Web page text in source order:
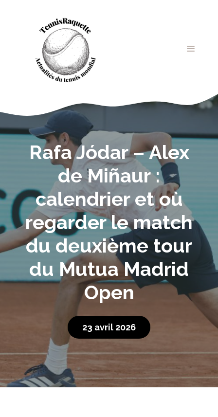
MENU
Rafa Jódar – Alex
de Miñaur :
calendrier et où
regarder le match
du deuxième tour
du Mutua Madrid
Open
23 avril 2026